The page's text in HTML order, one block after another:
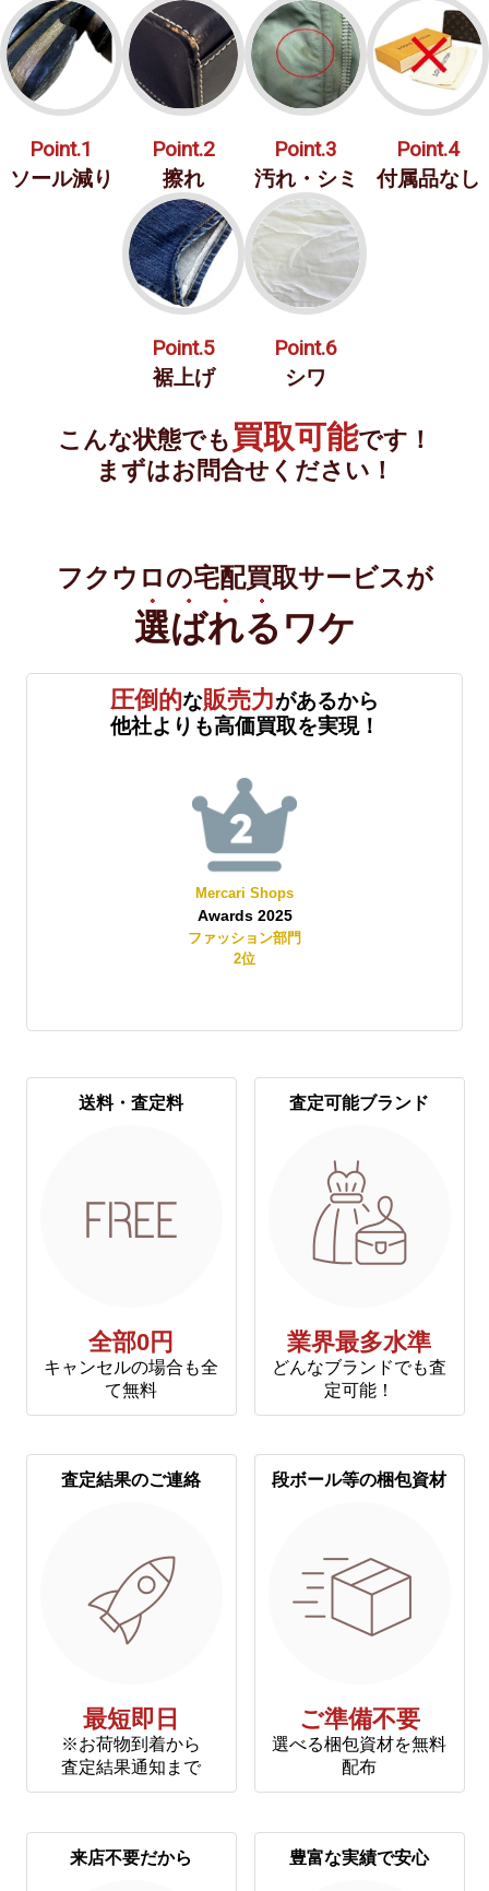
Point.1
ソール減り
Point.2
擦れ
Point.3
汚れ・シミ
Point.4
付属品なし
Point.5
裾上げ
Point.6
シワ
こんな状態でも 買取可能です！
まずはお問合せください！
フクウロの宅配買取サービスが
選ばれる ワケ
圧倒的な販売力があるから
他社よりも高価買取を実現！
Yahoo!オークション
Best Store Awards 2025
レディースファッション部門
2位
送料・査定料
全部0円
キャンセルの場合も全
て無料
査定可能ブランド
業界最多水準
どんなブランドでも査
定可能！
査定結果のご連絡
最短即日
※お荷物到着から
査定結果通知まで
段ボール等の梱包資材
ご準備不要
選べる梱包資材を無料
配布
来店不要だから 豊富な実績で安心